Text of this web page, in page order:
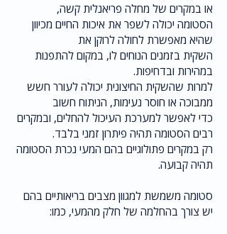
או במקרים של מחלה פריאנלית קשה,
הסטומה יכולה לשפר את איכות החיים מכיוון
שהיא מאפשרת לחולה לרוקן את
השקית בזמנים הנוחים לו, במקום להתפנות
במהירות ובדחיפות.
למרות שהשקית החיצונית יכולה לעורר חשש
ממבוכה או חוסר נעימות, הניתוח חשוב
כדי לאפשר למערכת העיכול להחלים, ובמקרים
רבים הסטומה תהיה פיתרון זמני בלבד.
רק במקרים פתולוגיים בהם המעי נכרת הסטומה
תהיה קבועה.
סטומה משמשת למגוון מצבים בריאותיים בהם
יש צורך בהחלמה של חלק מהמעי, כמו: